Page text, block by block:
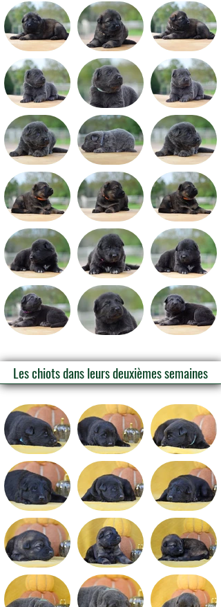
Les chiots dans leurs deuxièmes semaines